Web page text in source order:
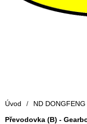
Úvod / ND DONGFENG
Převodovka (B) -